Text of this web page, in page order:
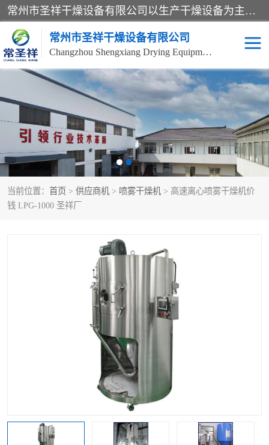
常州市圣祥干燥设备有限公司以生产干燥设备为主导产品，提供：干燥设备、干燥机、混合机、气流干燥机、烘箱、热风循环烘箱、沸腾干燥机、烘干机、喷雾干燥机等产品的生产、制造与销售服务。
常州市圣祥干燥设备有限公司
Changzhou Shengxiang Drying Equipment Co. , Ltd.
当前位置： 首页 > 供应商机 > 喷雾干燥机 > 高速离心喷雾干燥机价
钱 LPG-1000 圣祥厂
单锥真空干燥机 双锥真空干燥机
气流干燥机 滚筒刮板干燥机
干燥机 闪蒸干燥机
桨叶干燥机 高速混合机
带式干燥机
单锥螺带真空干燥机 沸腾干燥机
方形圆形真空干燥机 真空耙式干燥机
喷雾干燥机
盘式干燥机